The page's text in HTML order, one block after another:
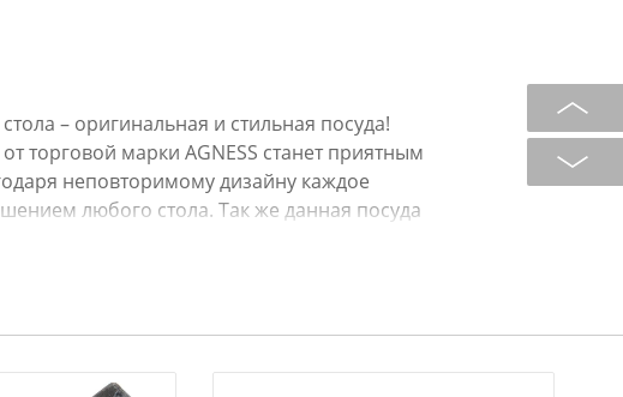
– оригинальная и стильная посуда!
торговой марки AGNESS станет приятным
неповторимому дизайну каждое
любого стола. Так же данная посуда
подарка и никого не оставит равнодушным.
себя и своих близких!
из доломитовой керамики - это